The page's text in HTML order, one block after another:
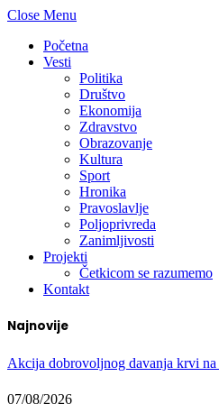
Close Menu
Početna
Vesti
Politika
Društvo
Ekonomija
Zdravstvo
Obrazovanje
Kultura
Sport
Hronika
Pravoslavlje
Poljoprivreda
Zanimljivosti
Projekti
Četkicom se razumemo
Kontakt
Najnovije
Akcija dobrovoljnog davanja krvi
07/08/2026